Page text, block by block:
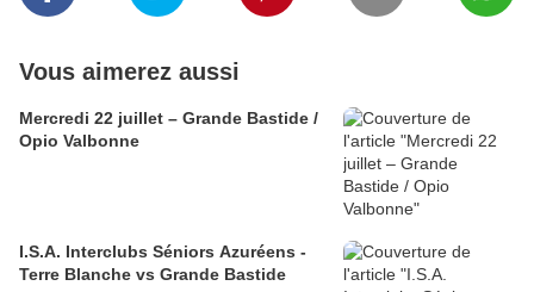
Vous aimerez aussi
Mercredi 22 juillet – Grande Bastide /
Opio Valbonne
I.S.A. Interclubs Séniors Azuréens -
Terre Blanche vs Grande Bastide